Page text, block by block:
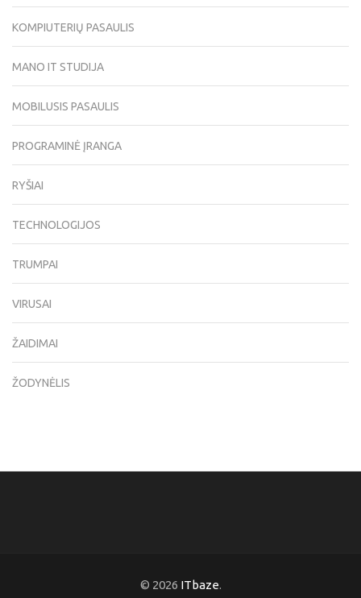
KOMPIUTERIŲ PASAULIS
MANO IT STUDIJA
MOBILUSIS PASAULIS
PROGRAMINĖ ĮRANGA
RYŠIAI
TECHNOLOGIJOS
TRUMPAI
VIRUSAI
ŽAIDIMAI
ŽODYNĖLIS
© 2026 ITbaze.